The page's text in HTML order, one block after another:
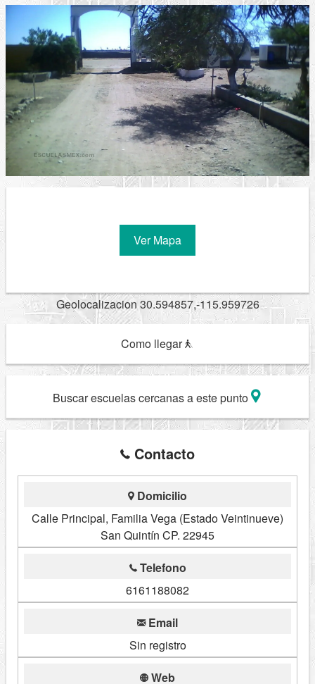
Ver Mapa
Geolocalizacion 30.594857,-115.959726
Como llegar
Buscar escuelas cercanas a este punto
Contacto
Domicilio
Calle Principal, Familia Vega (Estado Veintinueve)
San Quintín CP. 22945
Telefono
6161188082
Email
Sin registro
Web